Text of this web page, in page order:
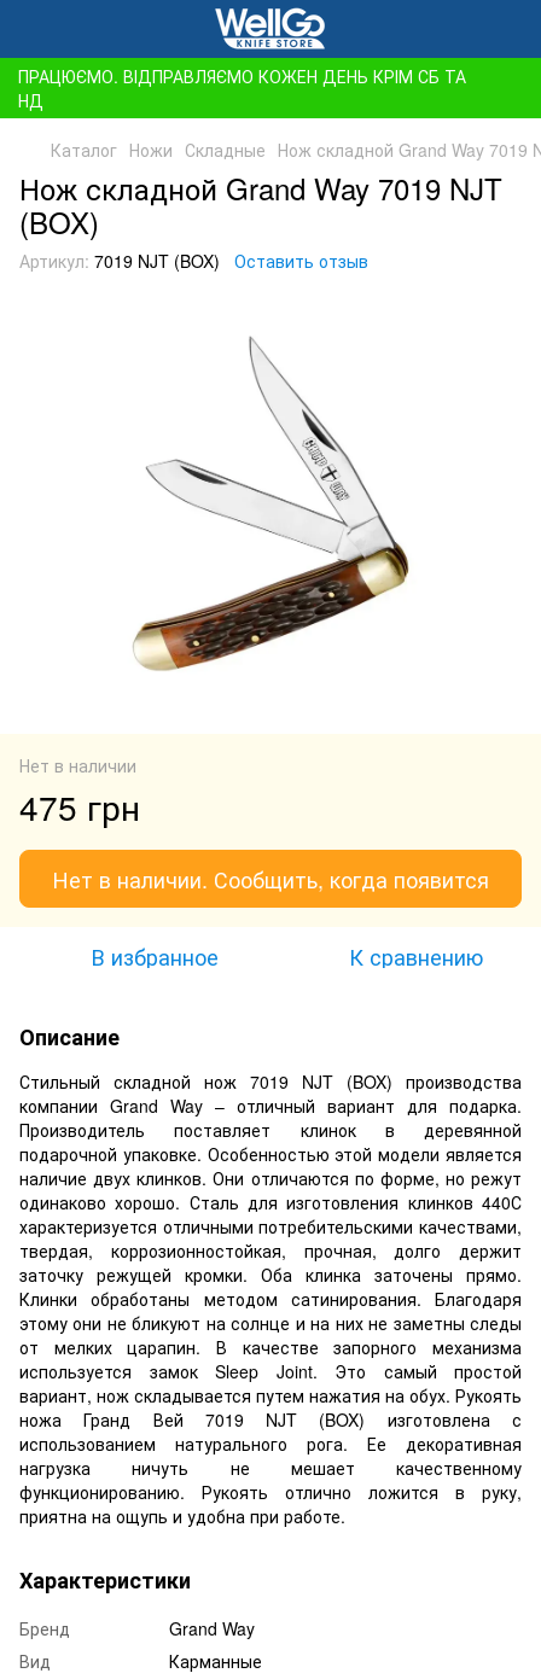
ПРАЦЮЄМО. ВІДПРАВЛЯЄМО КОЖЕН ДЕНЬ КРІМ СБ ТА
НД
Каталог Ножи Складные Нож складной Grand Way 7019
Нож складной Grand Way 7019 NJT
(BOX)
Артикул: 7019 NJT (BOX) Оставить отзыв
Нет в наличии
475 грн
Нет в наличии. Сообщить, когда появится
В избранное К сравнению
Описание
Стильный складной нож 7019 NJT (BOX) производства
компании Grand Way – отличный вариант для подарка.
Производитель поставляет клинок в деревянной
подарочной упаковке. Особенностью этой модели является
наличие двух клинков. Они отличаются по форме, но режут
одинаково хорошо. Сталь для изготовления клинков 440С
характеризуется отличными потребительскими качествами,
твердая, коррозионностойкая, прочная, долго держит
заточку режущей кромки. Оба клинка заточены прямо.
Клинки обработаны методом сатинирования. Благодаря
этому они не бликуют на солнце и на них не заметны следы
от мелких царапин. В качестве запорного механизма
используется замок Sleep Joint. Это самый простой
вариант, нож складывается путем нажатия на обух. Рукоять
ножа Гранд Вей 7019 NJT (BOX) изготовлена с
использованием натурального рога. Ее декоративная
нагрузка ничуть не мешает качественному
функционированию. Рукоять отлично ложится в руку,
приятна на ощупь и удобна при работе.
Характеристики
Бренд
Grand Way
Вид
Карманные